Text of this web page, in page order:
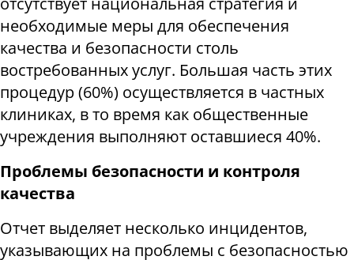
необходимые меры для обеспечения
качества и безопасности столь
востребованных услуг. Большая часть этих
процедур (60%) осуществляется в частных
клиниках, в то время как общественные
учреждения выполняют оставшиеся 40%.
Проблемы безопасности и контроля
качества
Отчет выделяет несколько инцидентов,
указывающих на проблемы с безопасностью